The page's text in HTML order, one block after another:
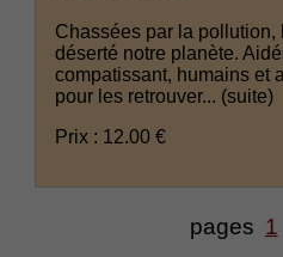
Chassées par la
déserté notre planète.
compatissant, humains et
pour les retrouver... (suite)
Prix : 12.00 €
pages 1